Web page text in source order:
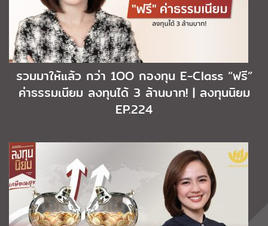
รวมมาให้แล้ว กว่า 1OO กองทุน E-Class “ฟรี”
ค่าธรรมเนียม ลงทุนได้ 3 ล้านบาท! | ลงทุนนิยม
EP.224